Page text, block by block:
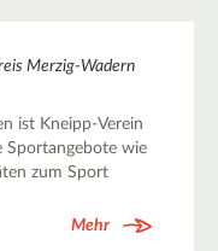
Merzig-Wadern
ist Kneipp-Verein
Sportangebote wie
zum Sport
Mehr